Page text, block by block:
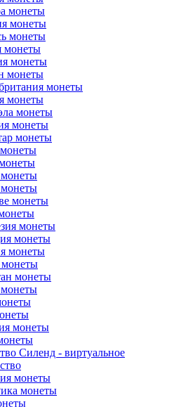
монеты
монеты
монеты
монеты
монеты
монеты
монеты
монеты
монеты
монеты
монеты
монеты
монеты
монеты
монеты
монеты
монеты
Силенд - виртуальное
монеты
монеты